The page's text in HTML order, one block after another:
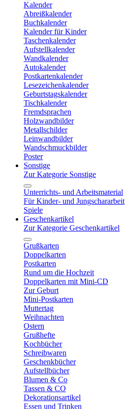
Kalender
Abreißkalender
Buchkalender
Kalender für Kinder
Taschenkalender
Aufstellkalender
Wandkalender
Autokalender
Postkartenkalender
Lesezeichenkalender
Geburtstagskalender
Tischkalender
Fremdsprachen
Holzwandbilder
Metallschilder
Leinwandbilder
Wandschmuckbilder
Poster
Sonstige
Zur Kategorie Sonstige
Unterrichts- und Arbeitsmaterial
Für Kinder- und Jungschararbeit
Spiele
Geschenkartikel
Zur Kategorie Geschenkartikel
Grußkarten
Doppelkarten
Postkarten
Rund um die Hochzeit
Doppelkarten mit Mini-CD
Zur Geburt
Mini-Postkarten
Muttertag
Weihnachten
Ostern
Grußhefte
Kochbücher
Schreibwaren
Geschenkbücher
Aufstellbücher
Blumen & Co
Tassen & CO
Dekorationsartikel
Essen und Trinken